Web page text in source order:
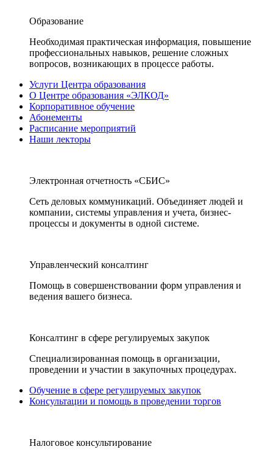
Образование
Необходимая практическая информация, повышение
профессиональных навыков, решение сложных
вопросов, возникающих в процессе работы.
Услуги Центра образования
О Центре образования «ЭЛКОД»
Корпоративное обучение
Абонементы
Расписание мероприятий
Наши лекторы
Электронная отчетность «СБИС»
Сеть деловых коммуникаций. Объединяет людей и
компании, системы управления и учета, бизнес-
процессы и документы в одной системе.
Управленческий консалтинг
Помощь в совершенствовании форм управления и
ведения вашего бизнеса.
Консалтинг в сфере регулируемых закупок
Специализированная помощь в организации,
проведении и участии в закупочных процедурах.
Обучение в сфере регулируемых закупок
Консультации и помощь в проведении торгов
Налоговое консультирование